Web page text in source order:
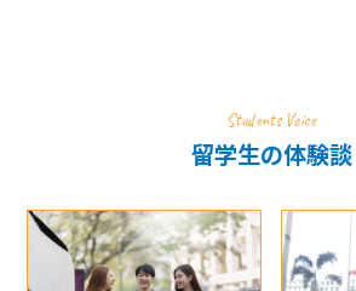
Students Voice
留学生の体験談